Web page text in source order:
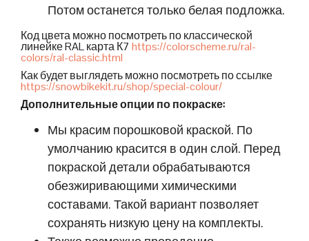
Потом останется только белая подложка.
Код цвета можно посмотреть по классической
линейке RAL карта К7 https://colorscheme.ru/ral-
colors/ral-classic.html
Как будет выглядеть можно посмотреть по ссылке
https://snowbikekit.ru/shop/special-colour/
Дополнительные опции по покраске:
Мы красим порошковой краской. По
умолчанию красится в один слой. Перед
покраской детали обрабатываются
обезжиривающими химическими
составами. Такой вариант позволяет
сохранять низкую цену на комплекты.